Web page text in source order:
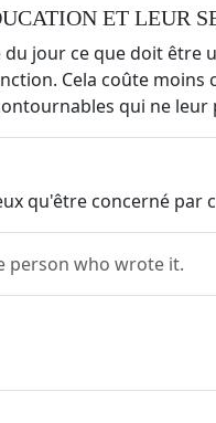
ET LEUR
jour ce que doit être
Cela coûte
qui ne
qu'être concerné par
person who wrote it.